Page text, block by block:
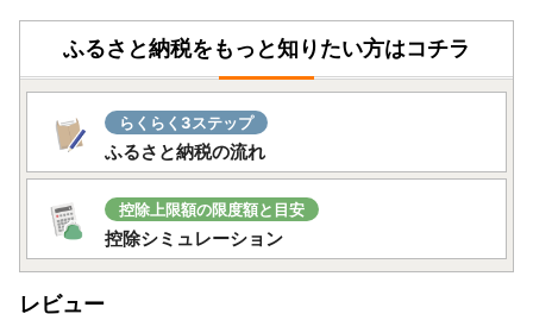
【返礼品のお届けについて】
・返礼品につきましては、提供事業者より直接お届け致しま
なお、納期につきましては、返礼品によって異なりますの
で、商品ページをご確認ください。
（状況によっては、お申込み過多により掲載の配送期日より
お時間がかかる場合がございますので、予めご了承くださ
い。）
発送が完了いたしましたら、メールにてお荷物の問い合わせ
番号をお知らせいたします。
ふるさと納税をもっと知りたい方はコチラ
らくらく3ステップ
ふるさと納税の流れ
控除上限額の限度額と目安
控除シミュレーション
レビュー